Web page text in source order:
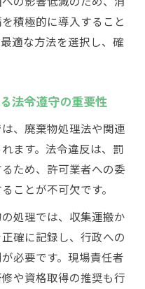
積極的に導入すること
適な方法を選択し、確
法令遵守の重要性
、廃棄物処理法や関連
ます。法令違反は、罰
ため、許可業者への委
ことが不可欠です。
処理では、収集運搬か
確に記録し、行政への
必要です。現場責任者
や資格取得の推奨も行